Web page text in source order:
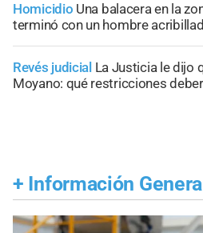
Homicidio Una balacera en la
terminó con un hombre
Revés judicial La Justicia le dijo
Moyano: qué restricciones
+ Información General